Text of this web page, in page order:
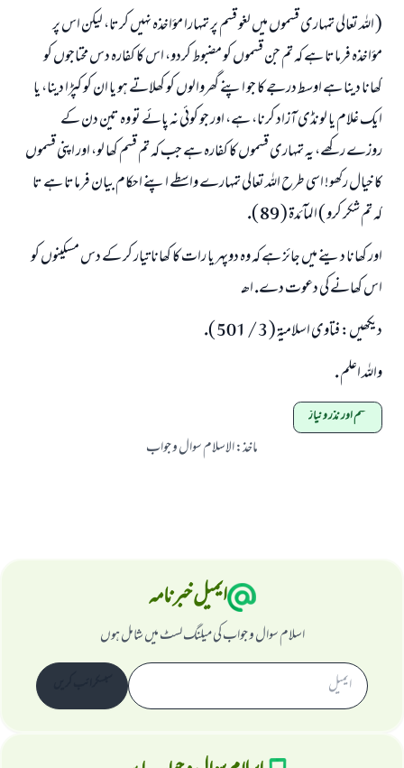
( اللہ تعالى تمہارى قسموں ميں لغو قسم پر تمہارا مؤاخذہ نہيں كرتا، ليكن اس پر
مؤاخذہ فرماتا ہے كہ تم جن قسموں كو مضبوط كردو، اس كا كفارہ دس محتاجوں كو
كھانا دينا ہے اوسط درجے كا جو اپنے گھروالوں كو كھلاتے ہو يا ان كو كپڑا دينا، يا
ايك غلام يا لونڈى آزاد كرنا، ہے، اور جو كوئى نہ پائے تو وہ تين دن كے
روزے ركھے، يہ تمہارى قسموں كا كفارہ ہے جب كہ تم قسم كھا لو، اور اپنى قسموں
كا خيال ركھو! اسى طرح اللہ تعالى تمہارے واسطے اپنے احكام بيان فرماتا ہے تا
كہ تم شكر كرو ) المآئدۃ ( 89 ).
اور كھانا دينے ميں جائز ہے كہ وہ دوپہر يا رات كا كھانا تيار كر كے دس مسكينوں كو
اس كھانے كى دعوت دے. اھـ
ديكھيں: فتاوى اسلاميۃ ( 3 / 501 ).
واللہ اعلم .
قسم اور نذر و نیاز
ماخذ:الاسلام سوال و جواب
ایمیل خبرنامہ
اسلام سوال و جواب کی میلنگ لسٹ میں شامل ہوں